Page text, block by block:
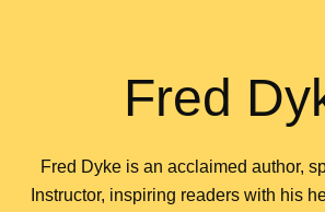
Fred
Fred Dyke is an acclaimed author,
Instructor, inspiring readers with his